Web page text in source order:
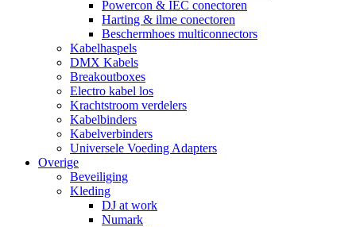
Powercon & IEC conectoren
Harting & ilme conectoren
Beschermhoes multiconnectors
Kabelhaspels
DMX Kabels
Breakoutboxes
Electro kabel los
Krachtstroom verdelers
Kabelbinders
Kabelverbinders
Universele Voeding Adapters
Overige
Beveiliging
Kleding
DJ at work
Numark